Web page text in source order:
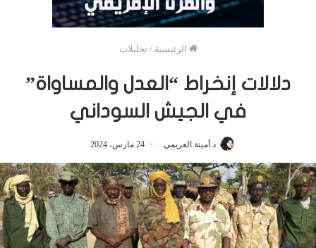
الرئيسية / تحليلات
دلالات إنخراط “العدل والمساواة”
في الجيش السوداني
د.أمينة العريمي 24 مارس، 2024